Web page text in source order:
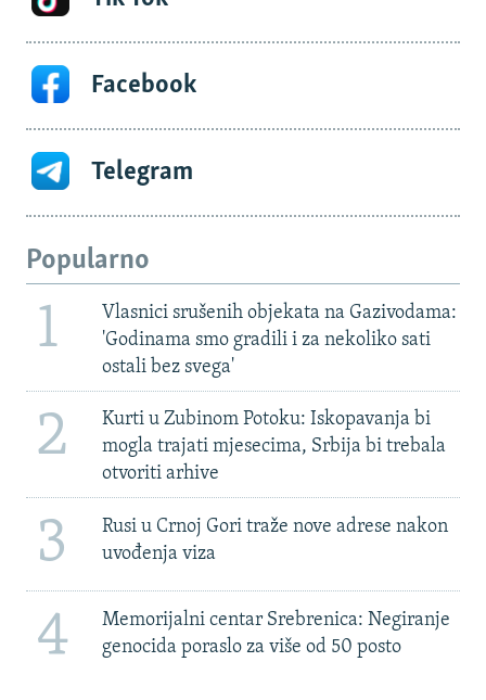
Facebook
Telegram
Popularno
1
Vlasnici srušenih objekata na Gazivodama:
'Godinama smo gradili i za nekoliko sati
ostali bez svega'
2
Kurti u Zubinom Potoku: Iskopavanja bi
mogla trajati mjesecima, Srbija bi trebala
otvoriti arhive
3
Rusi u Crnoj Gori traže nove adrese nakon
uvođenja viza
4
Memorijalni centar Srebrenica: Negiranje
genocida poraslo za više od 50 posto